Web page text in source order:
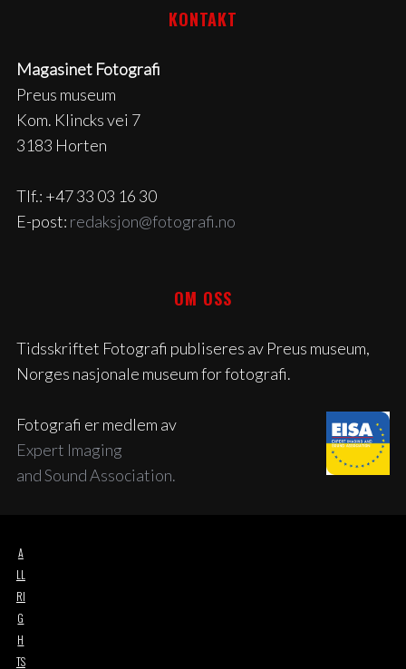
KONTAKT
Magasinet Fotografi
Preus museum
Kom. Klincks vei 7
3183 Horten
Tlf.: +47 33 03 16 30
E-post: redaksjon@fotografi.no
OM OSS
Tidsskriftet Fotografi publiseres av Preus museum,
Norges nasjonale museum for fotografi.
Fotografi er medlem av
Expert Imaging
and Sound Association.
A
LL
RI
G
H
TS